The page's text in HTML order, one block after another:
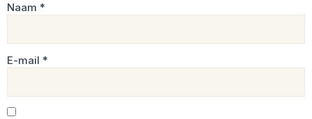
Naam *
E-mail *